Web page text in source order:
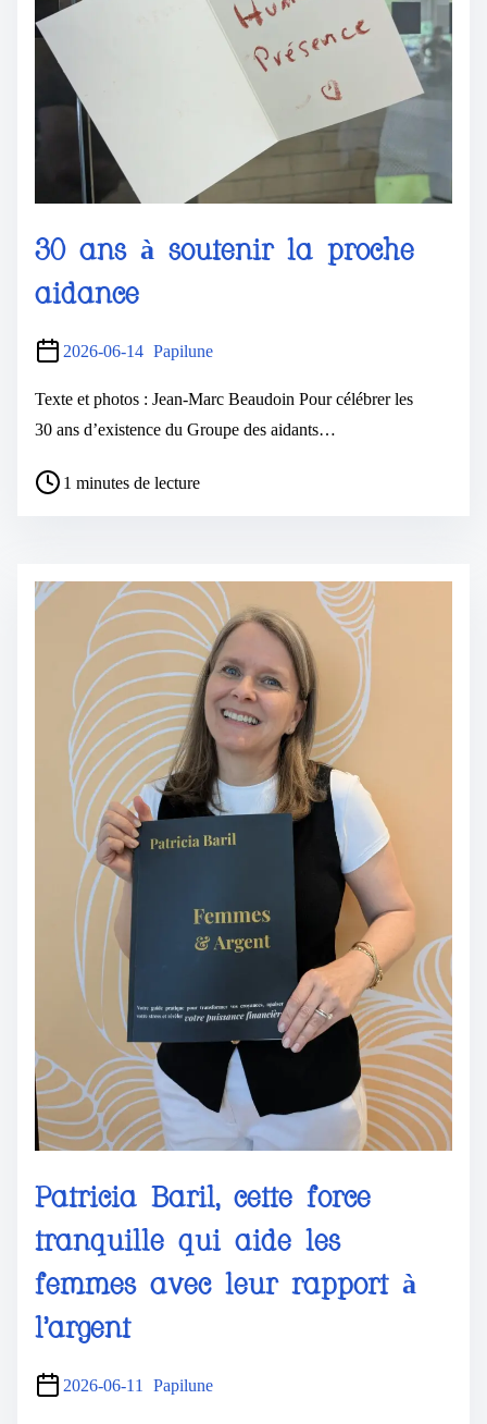
30 ans à soutenir la proche
aidance
2026-06-14 Papilune
Texte et photos : Jean-Marc Beaudoin Pour célébrer les
30 ans d’existence du Groupe des aidants…
1 minutes de lecture
Patricia Baril, cette force
tranquille qui aide les
femmes avec leur rapport à
l’argent
2026-06-11 Papilune